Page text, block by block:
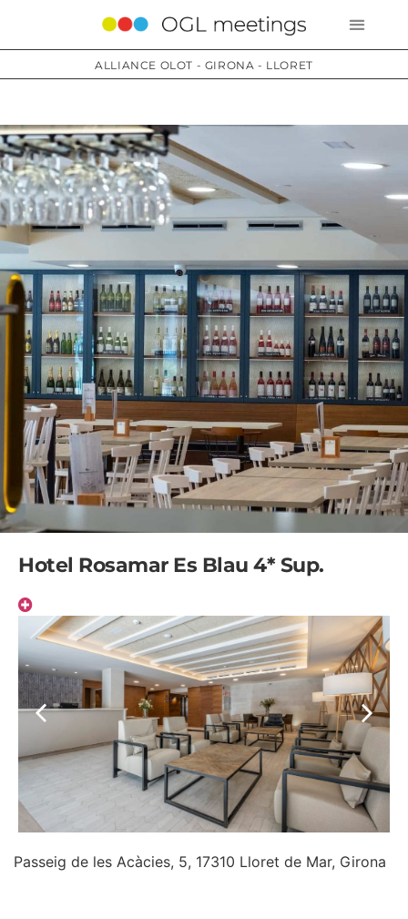
ALLIANCE OLOT - GIRONA - LLORET
Hotel Rosamar Es Blau 4* Sup.
Passeig de les Acàcies, 5, 17310 Lloret de Mar, Girona